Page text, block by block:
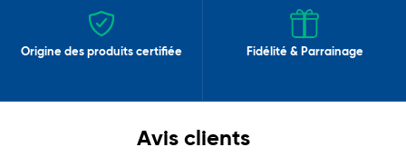
Origine des produits certifiée Fidélité & Parrainage
Avis clients